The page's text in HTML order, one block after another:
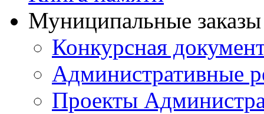
Муниципальные
Конкурсная
Административные
Проекты